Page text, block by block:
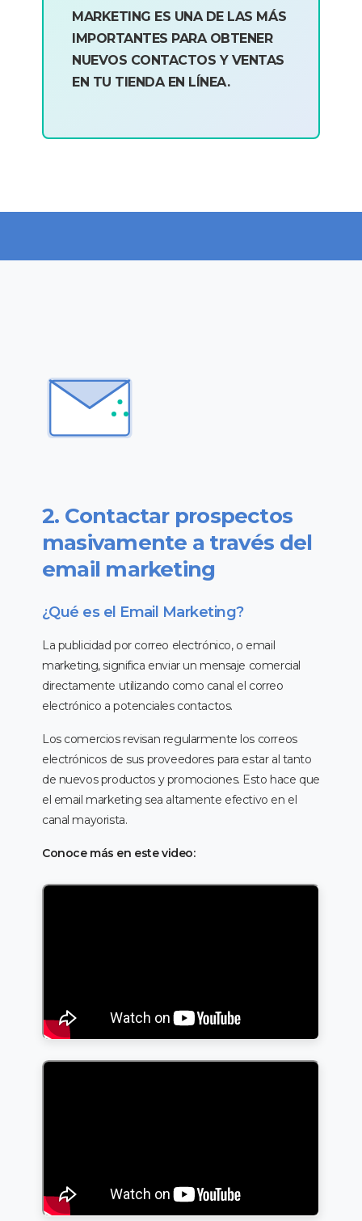
MARKETING ES UNA DE LAS MÁS
IMPORTANTES PARA OBTENER
NUEVOS CONTACTOS Y VENTAS
EN TU TIENDA EN LÍNEA.
2. Contactar prospectos
masivamente a través del
email marketing
¿Qué es el Email Marketing?
La publicidad por correo electrónico, o email
marketing, significa enviar un mensaje comercial
directamente utilizando como canal el correo
electrónico a potenciales contactos.
Los comercios revisan regularmente los correos
electrónicos de sus proveedores para estar al tanto
de nuevos productos y promociones. Esto hace que
el email marketing sea altamente efectivo en el
canal mayorista.
Conoce más en este video: